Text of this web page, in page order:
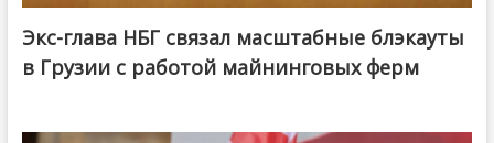
Экс-глава НБГ связал масштабные блэкауты
в Грузии с работой майнинговых ферм